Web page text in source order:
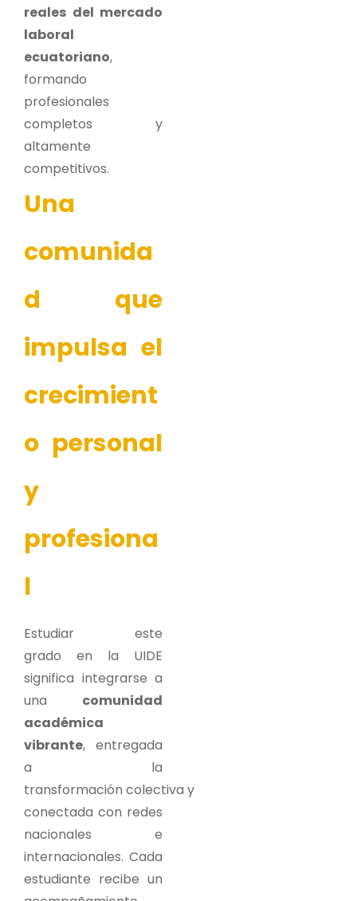
reales del mercado
laboral
ecuatoriano,
formando
profesionales
completos y
altamente
competitivos.
Una
comunida
d que
impulsa el
crecimient
o personal
y
profesiona
l
Estudiar este
grado en la UIDE
significa integrarse a
una comunidad
académica
vibrante, entregada
a la
transformación colectiva y
conectada con redes
nacionales e
internacionales. Cada
estudiante recibe un